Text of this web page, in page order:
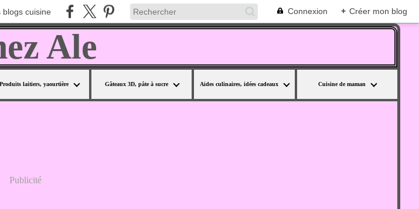
blogs cuisine Connexion + Créer mon blog
Produits laitiers, yaourtière Gâteaux 3D, pâte à sucre Aides culinaires, idées cadeaux Cuisine de maman
Publicité